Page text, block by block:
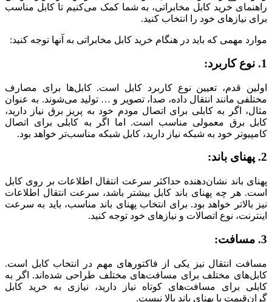
راهنمای خرید کابل مخابراتی، به شما کمک می‌کنیم تا کابل مناسب
برای نیازهای خود را انتخاب کنید.
موارد مهمی که باید در هنگام خرید کابل مخابراتی به آنها توجه کنید:
1. نوع کاربرد:
اولین قدم، تعیین نوع کاربرد کابل است. کابل‌ها برای مصارف
مختلفی مانند انتقال داده، صدا، تصویر و … تولید می‌شوند. به عنوان
مثال، اگر به کابلی برای اتصال مودم خود به پریز برق نیاز دارید،
کابل برق معمولی مناسب است. اما اگر به کابلی برای اتصال
کامپیوتر خود به شبکه نیاز دارید، کابل شبکه مناسب‌تر خواهد بود.
2. پهنای باند:
پهنای باند نشان‌دهنده حداکثر سرعت انتقال اطلاعات بر روی کابل
است. هر چه پهنای باند کابل بیشتر باشد، سرعت انتقال اطلاعات
نیز بالاتر خواهد بود. برای انتخاب پهنای باند مناسب، باید به سرعت
اینترنت، نوع اتصالات و نیازهای خود توجه کنید.
3. مسافت:
مسافت انتقال نیز یکی از فاکتورهای مهم در انتخاب کابل است.
کابل‌های مختلف برای مسافت‌های مختلف طراحی شده‌اند. اگر به
کابلی برای مسافت‌های کوتاه نیاز دارید، نیازی به خرید کابل
گران‌قیمت با پهنای باند بالا نیست.